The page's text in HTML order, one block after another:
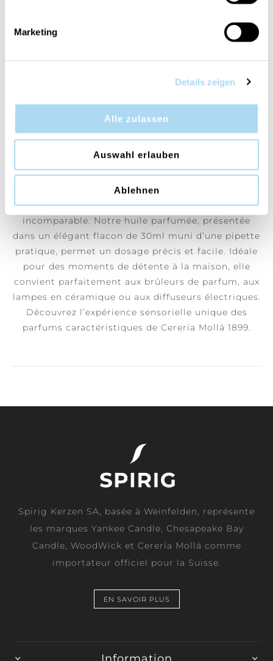
Marketing
Details zeigen
Alle zulassen
Auswahl erlauben
Ablehnen
Chez Cerería Mollá 1899, nous préservons un savoir-
faire artisanal traditionnel et utilisons des
méthodes éprouvées afin de garantir une qualité
incomparable. Notre huile parfumée, présentée
dans un élégant flacon de 30ml muni d’une pipette
pratique, permet un dosage précis et facile. Idéale
pour des moments de détente à la maison, elle
convient parfaitement aux brûleurs de parfum, aux
lampes en céramique ou aux diffuseurs électriques.
Découvrez l’expérience sensorielle unique des
parfums caractéristiques de Cerería Mollá 1899.
Spirig Kerzen SA, basée à Weinfelden, représente
les marques Yankee Candle, Chesapeake Bay
Candle, WoodWick et Cerería Mollá comme
importateur officiel pour la Suisse.
EN SAVOIR PLUS